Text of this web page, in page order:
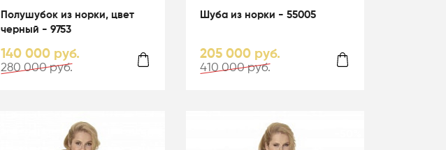
Полушубок из норки, цвет
черный - 9753
140 000 руб.
280 000 руб.
Шуба из норки - 55005
205 000 руб.
410 000 руб.